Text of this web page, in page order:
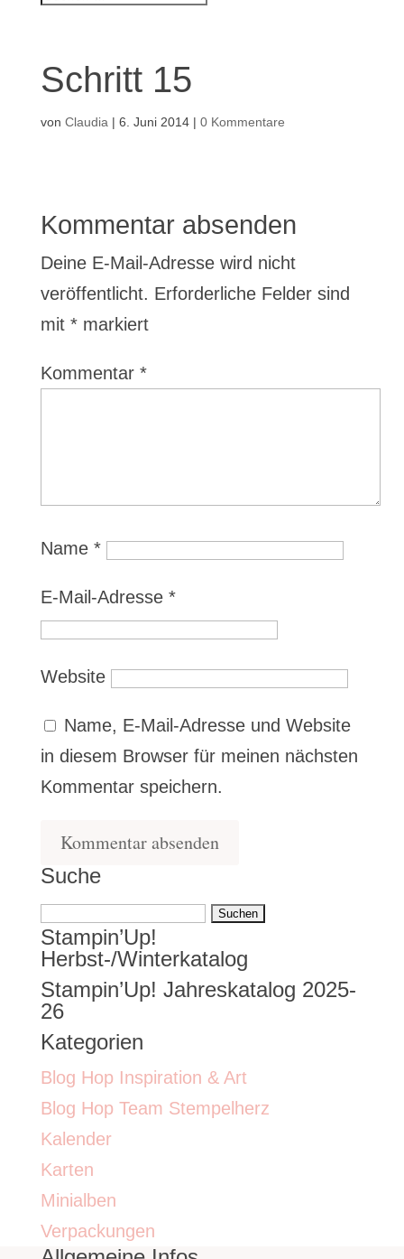
Schritt 15
von Claudia | 6. Juni 2014| 0 Kommentare
Kommentar absenden
Deine E-Mail-Adresse wird nicht
veröffentlicht. Erforderliche Felder sind
mit *markiert
Kommentar *
Name *
E-Mail-Adresse *
Website
Name, E-Mail-Adresse und Website
in diesem Browser für meinen nächsten
Kommentar speichern.
Suche
Suchen
nach:
Stampin’Up!
Herbst-/Winterkatalog
Stampin’Up! Jahreskatalog 2025-
26
Kategorien
Blog Hop Inspiration & Art
Blog Hop Team Stempelherz
Kalender
Karten
Minialben
Verpackungen